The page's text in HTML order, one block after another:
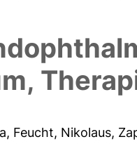
, Feucht, Nikolaus,